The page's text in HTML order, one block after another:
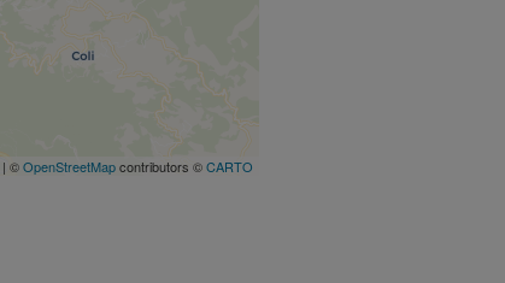
| ©OpenStreetMapcontributors ©CARTO